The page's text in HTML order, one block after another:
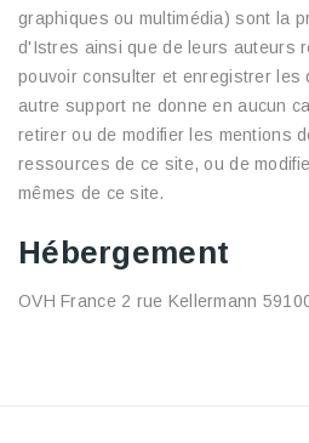
graphiques ou multimédia) sont la
d'Istres ainsi que de leurs auteurs
pouvoir consulter et enregistrer les
autre support ne donne en aucun
retirer ou de modifier les mentions
ressources de ce site, ou de
mêmes de ce site.
Hébergement
OVH France 2 rue Kellermann